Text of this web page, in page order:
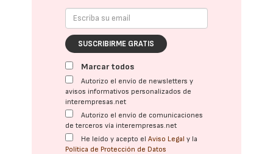
SUSCRIBIRME GRATIS
Marcar todos
Autorizo el envío de newsletters y
avisos informativos personalizados de
interempresas.net
Autorizo el envío de comunicaciones
de terceros vía interempresas.net
He leído y acepto elAviso Legal y la
Política de Protección de Datos